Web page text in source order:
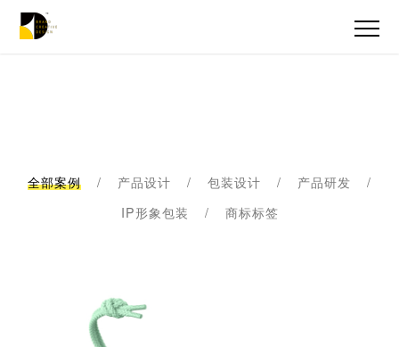
全部案例 / 产品设计 / 包装设计 / 产品研发
/
IP形象包装
/ 商标标签